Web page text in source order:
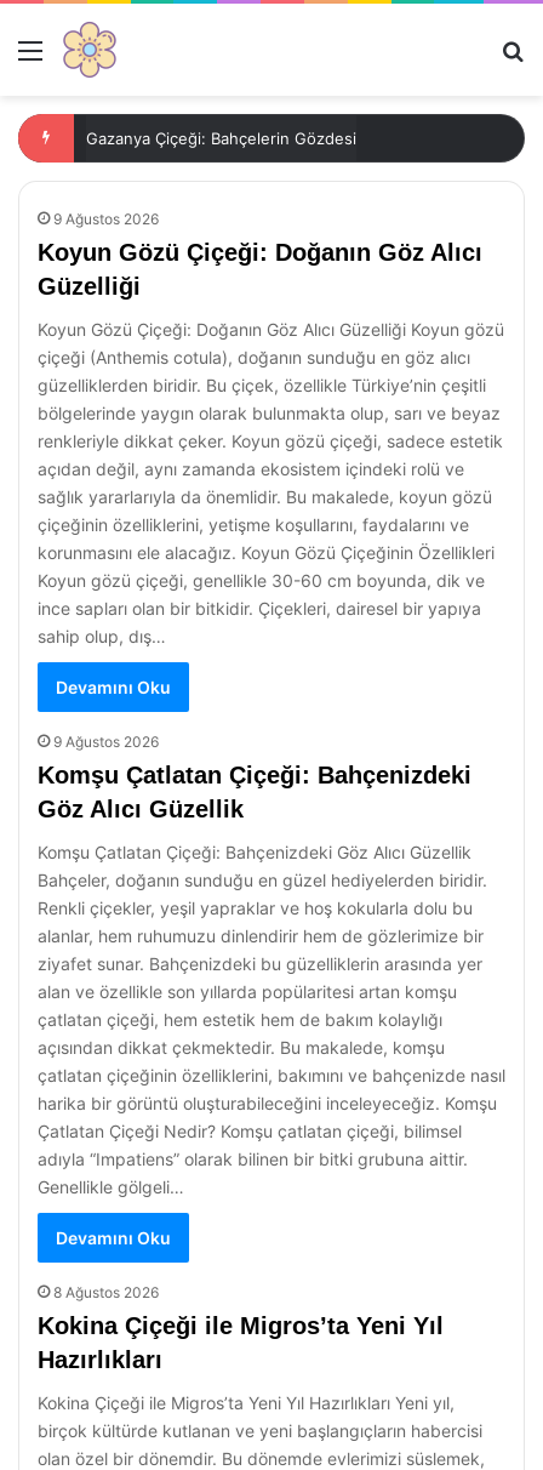
Menü
Gazanya Çiçeği: Bahçelerin Gözdesi
9 Ağustos 2026
Koyun Gözü Çiçeği: Doğanın Göz Alıcı
Güzelliği
Koyun Gözü Çiçeği: Doğanın Göz Alıcı Güzelliği Koyun gözü
çiçeği (Anthemis cotula), doğanın sunduğu en göz alıcı
güzelliklerden biridir. Bu çiçek, özellikle Türkiye’nin çeşitli
bölgelerinde yaygın olarak bulunmakta olup, sarı ve beyaz
renkleriyle dikkat çeker. Koyun gözü çiçeği, sadece estetik
açıdan değil, aynı zamanda ekosistem içindeki rolü ve
sağlık yararlarıyla da önemlidir. Bu makalede, koyun gözü
çiçeğinin özelliklerini, yetişme koşullarını, faydalarını ve
korunmasını ele alacağız. Koyun Gözü Çiçeğinin Özellikleri
Koyun gözü çiçeği, genellikle 30-60 cm boyunda, dik ve
ince sapları olan bir bitkidir. Çiçekleri, dairesel bir yapıya
sahip olup, dış…
Devamını Oku
9 Ağustos 2026
Komşu Çatlatan Çiçeği: Bahçenizdeki
Göz Alıcı Güzellik
Komşu Çatlatan Çiçeği: Bahçenizdeki Göz Alıcı Güzellik
Bahçeler, doğanın sunduğu en güzel hediyelerden biridir.
Renkli çiçekler, yeşil yapraklar ve hoş kokularla dolu bu
alanlar, hem ruhumuzu dinlendirir hem de gözlerimize bir
ziyafet sunar. Bahçenizdeki bu güzelliklerin arasında yer
alan ve özellikle son yıllarda popülaritesi artan komşu
çatlatan çiçeği, hem estetik hem de bakım kolaylığı
açısından dikkat çekmektedir. Bu makalede, komşu
çatlatan çiçeğinin özelliklerini, bakımını ve bahçenizde nasıl
harika bir görüntü oluşturabileceğini inceleyeceğiz. Komşu
Çatlatan Çiçeği Nedir? Komşu çatlatan çiçeği, bilimsel
adıyla “Impatiens” olarak bilinen bir bitki grubuna aittir.
Genellikle gölgeli…
Devamını Oku
8 Ağustos 2026
Kokina Çiçeği ile Migros’ta Yeni Yıl
Hazırlıkları
Kokina Çiçeği ile Migros’ta Yeni Yıl Hazırlıkları Yeni yıl,
birçok kültürde kutlanan ve yeni başlangıçların habercisi
olan özel bir dönemdir. Bu dönemde evlerimizi süslemek,